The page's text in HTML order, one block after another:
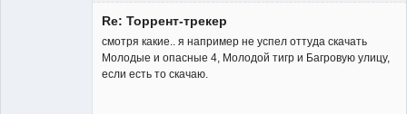
Re: Торрент-трекер
смотря какие.. я например не успел оттуда скачать
Молодые и опасные 4, Молодой тигр и Багровую улицу,
если есть то скачаю.